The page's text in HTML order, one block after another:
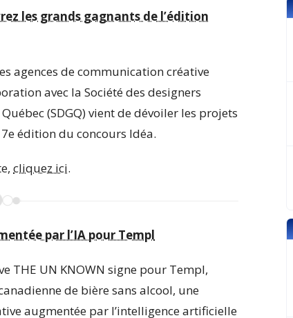
les grands gagnants de l’édition
agences de communication créative
avec la Société des designers
(SDGQ) vient de dévoiler les projets
édition du concours Idéa.
cliquez ici.
par l’IA pour Templ
THE UN KNOWN signe pour Templ,
de bière sans alcool, une
augmentée par l’intelligence artificielle